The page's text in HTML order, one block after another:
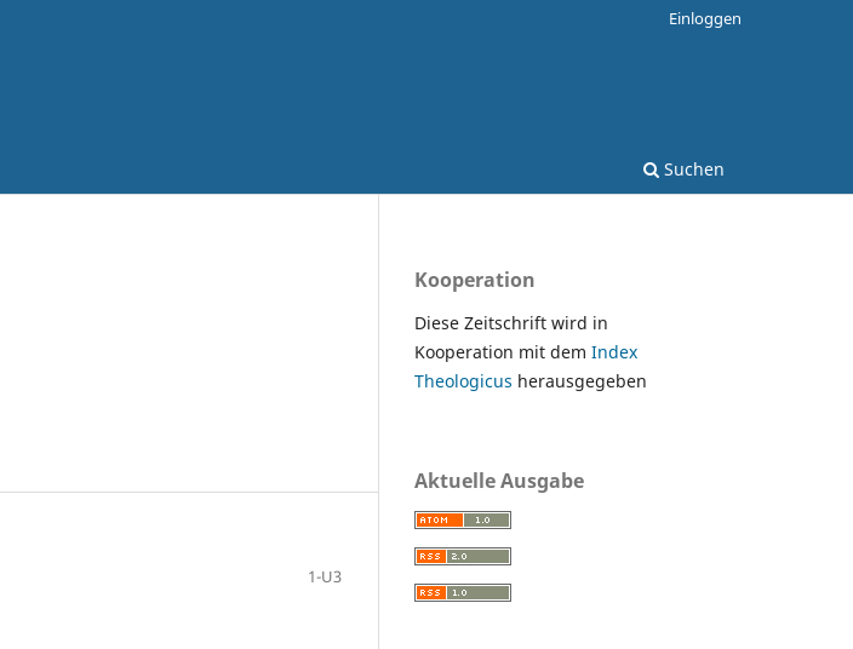
Suchen
Einloggen
1-U3
Kooperation
Diese Zeitschrift wird in
Kooperation mit dem Index
Theologicus herausgegeben
Aktuelle Ausgabe